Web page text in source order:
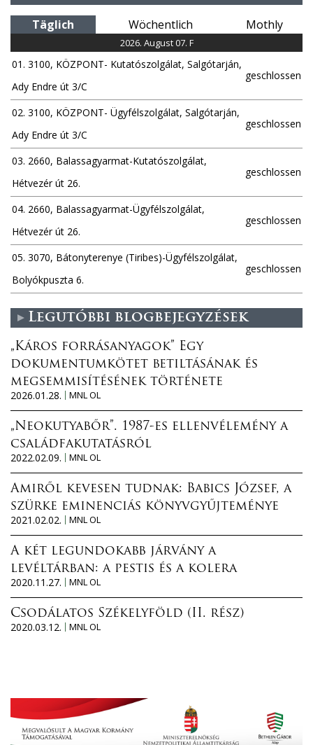
Täglich Wöchentlich Mothly
2026. August 07. F
01. 3100, KÖZPONT- Kutatószolgálat, Salgótarján,
Ady Endre út 3/C
geschlossen
02. 3100, KÖZPONT- Ügyfélszolgálat, Salgótarján,
Ady Endre út 3/C
geschlossen
03. 2660, Balassagyarmat-Kutatószolgálat,
Hétvezér út 26.
geschlossen
04. 2660, Balassagyarmat-Ügyfélszolgálat,
Hétvezér út 26.
geschlossen
05. 3070, Bátonyterenye (Tiribes)-Ügyfélszolgálat,
Bolyókpuszta 6.
geschlossen
Legutóbbi blogbejegyzések
„Káros forrásanyagok” Egy
dokumentumkötet betiltásának és
megsemmisítésének története
2026.01.28.
MNL OL
„Neokutyabőr”. 1987-es ellenvélemény a
családfakutatásról
2022.02.09.
MNL OL
Amiről kevesen tudnak: Babics József, a
szürke eminenciás könyvgyűjteménye
2021.02.02.
MNL OL
A két legundokabb járvány a
levéltárban: a pestis és a kolera
2020.11.27.
MNL OL
Csodálatos Székelyföld (II. rész)
2020.03.12.
MNL OL